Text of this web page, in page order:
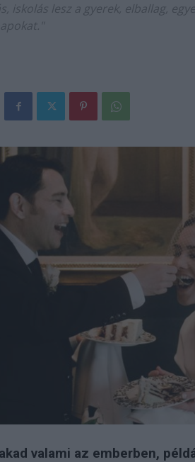
iskolás lesz a gyerek, elballag,
valami az emberben,